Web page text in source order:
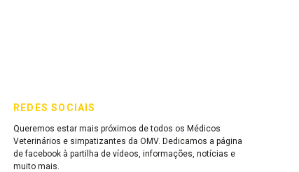
REDES SOCIAIS
Queremos estar mais próximos de todos os Médicos
Veterinários e simpatizantes da OMV. Dedicamos a página
de facebook à partilha de vídeos, informações, notícias e
muito mais.